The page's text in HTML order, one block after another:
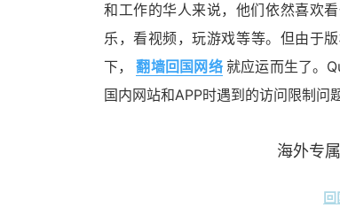
和工作的华人来说，他们依然喜欢
乐，看视频，玩游戏等等。但由于
下，
翻墙回国网络 就应运而生了。
国内网站和APP时遇到的访问限制问题
海外专